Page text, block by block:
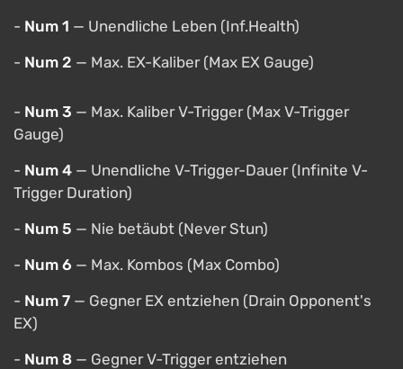
- Num 1 — Unendliche Leben (Inf.Health)
- Num 2 — Max. EX-Kaliber (Max EX Gauge)
- Num 3 — Max. Kaliber V-Trigger (Max V-Trigger
Gauge)
- Num 4 — Unendliche V-Trigger-Dauer (Infinite V-
Trigger Duration)
- Num 5 — Nie betäubt (Never Stun)
- Num 6 — Max. Kombos (Max Combo)
- Num 7 — Gegner EX entziehen (Drain Opponent's
EX)
- Num 8 — Gegner V-Trigger entziehen